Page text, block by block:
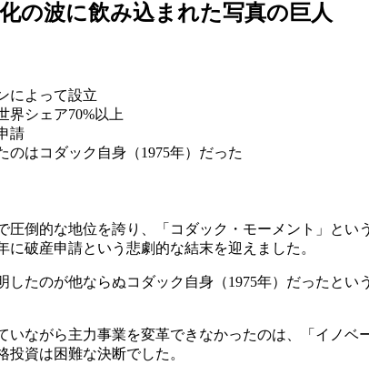
の波に飲み込まれた写真の巨人
によって設立
界シェア70%以上
請
のはコダック自身（1975年）だった
圧倒的な地位を誇り、「コダック・モーメント」と
破産申請という悲劇的な結末を迎えました。
たのが他ならぬコダック自身（1975年）だったと
いながら主力事業を変革できなかったのは、「イノ
資は困難な決断でした。